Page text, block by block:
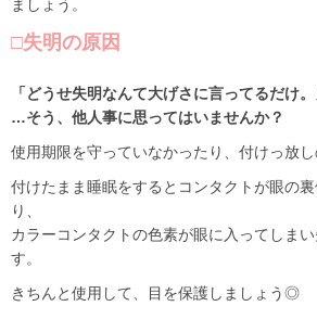
ましょう。
□失明の原因
「どうせ失明なんて大げさに言ってるだけ。
…そう、他人事に思ってはいませんか？
使用期限を守っていなかったり、付けっ放し
付けたまま睡眠をするとコンタクトが眼の
り、
カラーコンタクトの色素が眼に入ってしま
す。
きちんと使用して、目を保護しましょう◎